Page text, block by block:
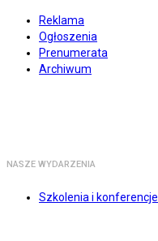
Reklama
Ogłoszenia
Prenumerata
Archiwum
NASZE WYDARZENIA
Szkolenia i konferencje